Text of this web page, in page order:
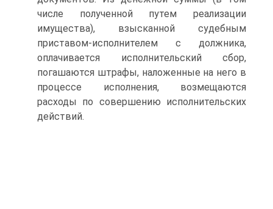
числе полученной путем реализации
имущества), взысканной судебным
приставом-исполнителем с должника,
оплачивается исполнительский сбор,
погашаются штрафы, наложенные на него в
процессе исполнения, возмещаются
расходы по совершению исполнительских
действий.